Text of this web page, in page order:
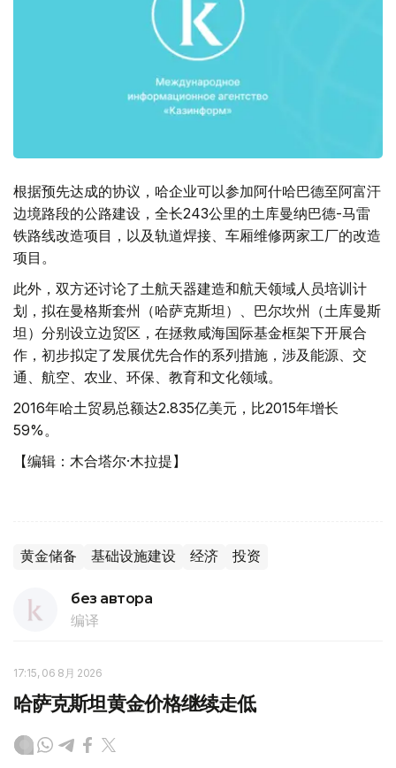
根据预先达成的协议，哈企业可以参加阿什哈巴德至阿富汗
边境路段的公路建设，全长243公里的土库曼纳巴德-马雷
铁路线改造项目，以及轨道焊接、车厢维修两家工厂的改造
项目。
此外，双方还讨论了土航天器建造和航天领域人员培训计
划，拟在曼格斯套州（哈萨克斯坦）、巴尔坎州（土库曼斯
坦）分别设立边贸区，在拯救咸海国际基金框架下开展合
作，初步拟定了发展优先合作的系列措施，涉及能源、交
通、航空、农业、环保、教育和文化领域。
2016年哈土贸易总额达2.835亿美元，比2015年增长
59%。
【编辑：木合塔尔·木拉提】
黄金储备 基础设施建设 经济 投资
без автора
编译
17:15, 06 8月 2026
哈萨克斯坦黄金价格继续走低